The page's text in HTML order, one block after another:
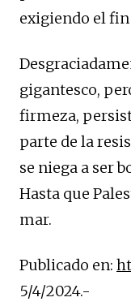
exigiendo el
gigantesco,
firmeza,
parte de la
se niega a ser
Hasta que
mar.
Publicado en:
5/4/2024.-